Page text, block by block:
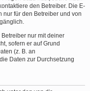
den Betreiber. Die E-
nur für den Betreiber und von
nur mit deiner
sofern er auf Grund
(z. B. an
Daten zur Durchsetzung